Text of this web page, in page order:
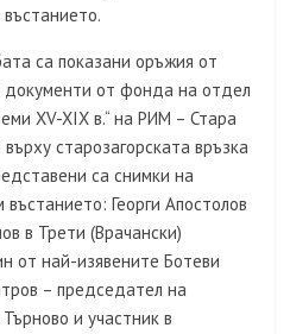
са показани оръжия от
документи от фонда на отдел
XV-XIX в.“ на РИМ – Стара
старозагорската връзка
са снимки на
Георги Апостолов
в Трети (Врачански)
от най-изявените Ботеви
– председател на
и участник в